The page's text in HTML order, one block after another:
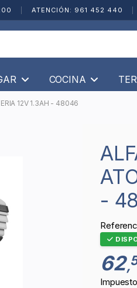
ATENCIÓN: 961 452 440
COCINA
12V 1.3AH - 48046
ALFA DYSER - TALADRO
-
62,